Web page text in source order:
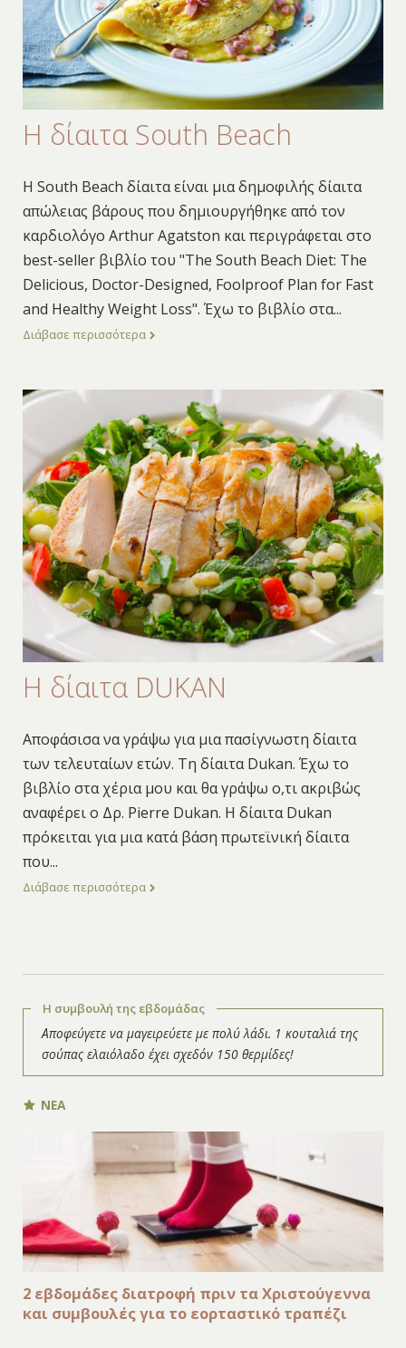
Η δίαιτα South Beach
Η South Beach δίαιτα είναι μια δημοφιλής δίαιτα
απώλειας βάρους που δημιουργήθηκε από τον
καρδιολόγο Arthur Agatston και περιγράφεται στο
best-seller βιβλίο του "The South Beach Diet: The
Delicious, Doctor-Designed, Foolproof Plan for Fast
and Healthy Weight Loss". Έχω το βιβλίο στα...
Διάβασε περισσότερα
Η δίαιτα DUKAN
Αποφάσισα να γράψω για μια πασίγνωστη δίαιτα
των τελευταίων ετών. Τη δίαιτα Dukan. Έχω το
βιβλίο στα χέρια μου και θα γράψω ο,τι ακριβώς
αναφέρει ο Δρ. Pierre Dukan. Η δίαιτα Dukan
πρόκειται για μια κατά βάση πρωτεϊνική δίαιτα
που...
Διάβασε περισσότερα
Η συμβουλή της εβδομάδας
Αποφεύγετε να μαγειρεύετε με πολύ λάδι. 1 κουταλιά της
σούπας ελαιόλαδο έχει σχεδόν 150 θερμίδες!
ΝΕΑ
2 εβδομάδες διατροφή πριν τα Χριστούγεννα
και συμβουλές για το εορταστικό τραπέζι